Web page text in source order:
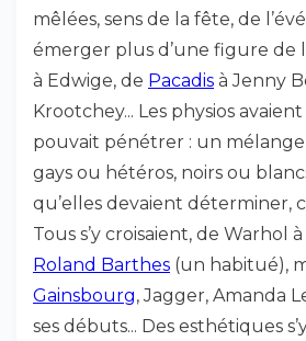
mêlées, sens de la fête, de
émerger plus d’une figure de
à Edwige, de Pacadis à Jenny
Krootchey... Les physios
pouvait pénétrer : un
gays ou hétéros, noirs ou
qu’elles devaient déterminer,
Tous s’y croisaient, de Warhol à
Roland Barthes (un habitué),
Gainsbourg, Jagger, Amanda
ses débuts... Des esthétiques